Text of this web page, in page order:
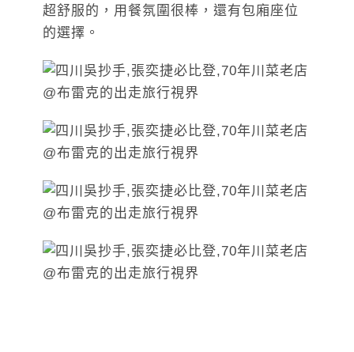
超舒服的，用餐氛圍很棒，還有包廂座位
的選擇。